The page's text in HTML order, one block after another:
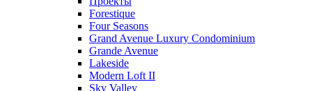
Forestique
Four Seasons
Grand Avenue Luxury Condominium
Grande Avenue
Lakeside
Modern Loft II
Sky Valley